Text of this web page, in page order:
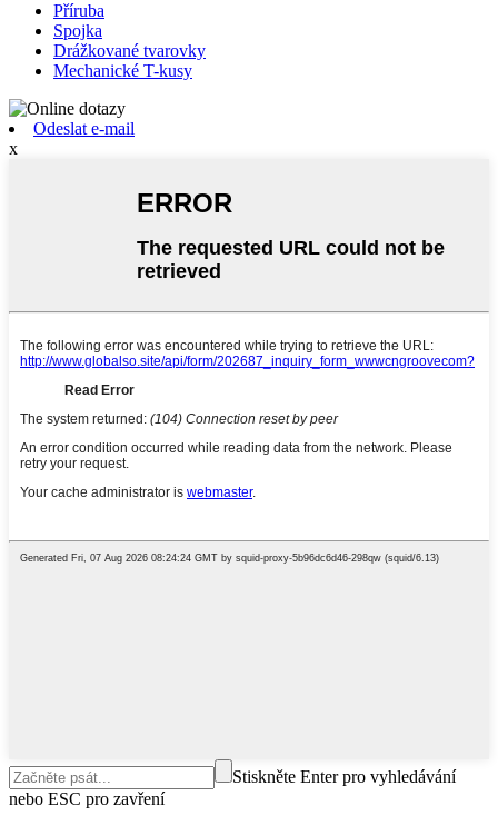
Příruba
Spojka
Drážkované tvarovky
Mechanické T-kusy
Odeslat e-mail
x
Stiskněte Enter pro vyhledávání
nebo ESC pro zavření